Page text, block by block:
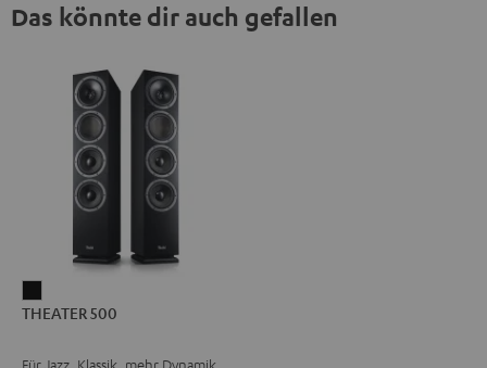
Das könnte dir auch gefallen
500
THEATER 500
Für Jazz, Klassik, mehr Dynamik